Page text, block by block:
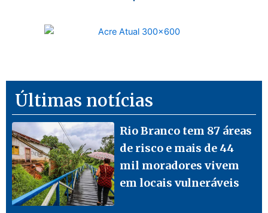
Últimas notícias
Rio Branco tem 87 áreas
de risco e mais de 44
mil moradores vivem
em locais vulneráveis